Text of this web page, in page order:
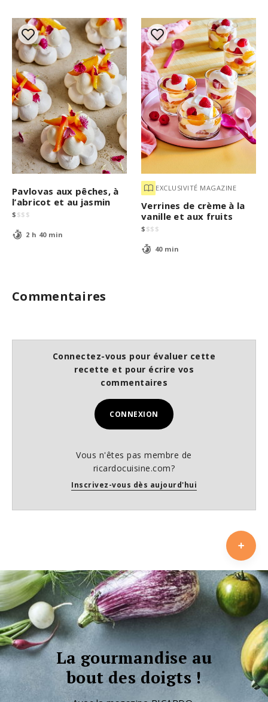
Pavlovas aux pêches, à
l’abricot et au jasmin
$ $$ $
2 h 40 min
EXCLUSIVITÉ MAGAZINE
Verrines de crème à la
vanille et aux fruits
$ $$ $
40 min
Commentaires
Connectez-vous pour évaluer cette
recette et pour écrire vos
commentaires
CONNEXION
Vous n'êtes pas membre de
ricardocuisine.com?
Inscrivez-vous dès aujourd'hui
La gourmandise au
bout des doigts !